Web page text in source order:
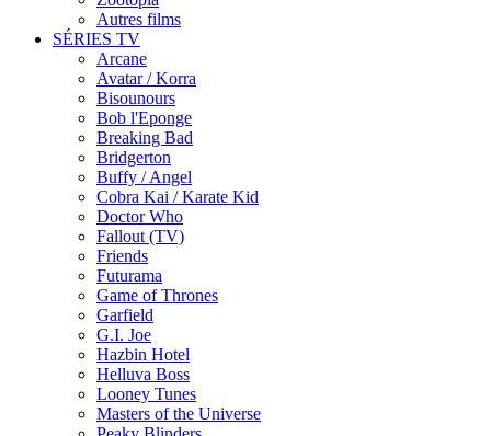
Autres films
SÉRIES TV
Arcane
Avatar / Korra
Bisounours
Bob l'Eponge
Breaking Bad
Bridgerton
Buffy / Angel
Cobra Kai / Karate Kid
Doctor Who
Fallout (TV)
Friends
Futurama
Game of Thrones
Garfield
G.I. Joe
Hazbin Hotel
Helluva Boss
Looney Tunes
Masters of the Universe